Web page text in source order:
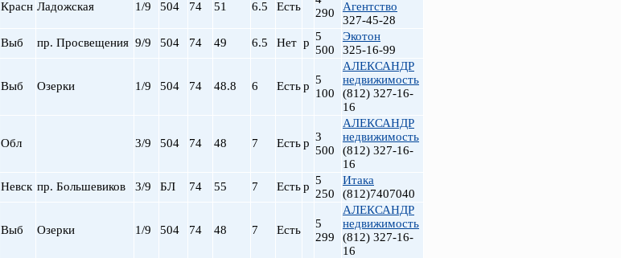
Сталинский
Хрущевка
Маяковская
Московские ворота
Озерки
Парнас
Пионерская
Красн Ладожская 1/9 504 74 51 6.5 Есть
290
Агентство
327-45-28
Выб пр. Просвещения 9/9 504 74 49 6.5 Нет р 5
500
Экотон
325-16-99
Выб Озерки 1/9 504 74 48.8 6 Естьр 5
100
АЛЕКСАНДР
недвижимость
(812) 327-16-
16
Обл 3/9 504 74 48 7 Естьр 3
500
АЛЕКСАНДР
недвижимость
(812) 327-16-
16
Невск пр. Большевиков 3/9 БЛ 74 55 7 Естьр 5
250
Итака
(812)7407040
Выб Озерки 1/9 504 74 48 7 Есть
5
299
АЛЕКСАНДР
недвижимость
(812) 327-16-
16